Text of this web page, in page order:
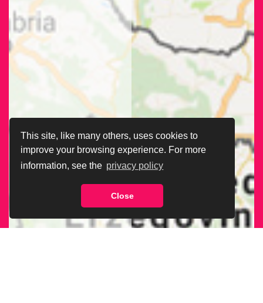
This site, like many others, uses cookies to
improve your browsing experience. For more
information, see the privacy policy
Close